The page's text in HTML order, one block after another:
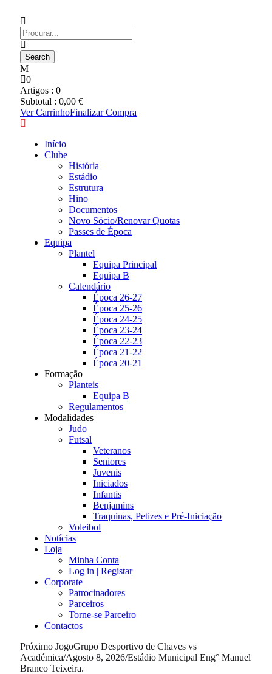
0
Artigos : 0
Subtotal : 0,00 €
Ver CarrinhoFinalizar Compra
Início
Clube
História
Estádio
Estrutura
Hino
Documentos
Novo Sócio/Renovar Quotas
Passes de Época
Equipa
Plantel
Equipa Principal
Equipa B
Calendário
Época 26-27
Época 25-26
Época 24-25
Época 23-24
Época 22-23
Época 21-22
Época 20-21
Formação
Planteis
Equipa B
Regulamentos
Modalidades
Judo
Futsal
Veteranos
Seniores
Juvenis
Iniciados
Infantis
Benjamins
Traquinas, Petizes e Pré-Iniciação
Voleibol
Notícias
Loja
Minha Conta
Log in | Registar
Corporate
Patrocinadores
Parceiros
Torne-se Parceiro
Contactos
Próximo JogoGrupo Desportivo de Chaves vs
Académica/Agosto 8, 2026/Estádio Municipal Eng° Manuel
Branco Teixeira.